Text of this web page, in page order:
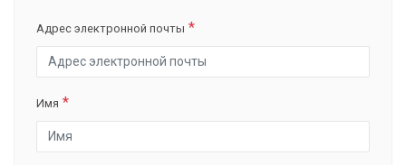
Адрес электронной почты
Имя